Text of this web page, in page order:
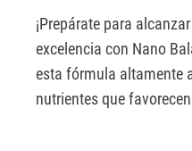
¡Prepárate para
excelencia con Nano
esta fórmula altamente
nutrientes que